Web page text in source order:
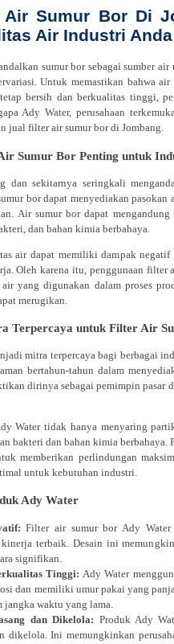
Sumur Bor Di
Air Industri Anda
sumur bor sebagai sumber
Untuk memastikan bahwa
bersih dan berkualitas tinggi,
Ady Water, perusahaan
jual filter air sumur bor di Jombang.
Sumur Bor Penting untuk
dan sekitarnya seringkali
bor dapat menyediakan
Air sumur bor dapat
dan bahan kimia berbahaya.
air dapat memiliki dampak negatif
Oleh karena itu, penggunaan filter
yang digunakan dalam proses
merugikan.
Terpercaya untuk Filter Air
mitra terpercaya bagi berbagai
bertahun-tahun dalam
dirinya sebagai pemimpin pasar
Water tidak hanya menyaring
bakteri dan bahan kimia
memberikan perlindungan
untuk kebutuhan industri.
Ady Water
Filter air sumur bor Ady
kinerja terbaik. Desain ini
signifikan.
Tinggi: Ady Water
dan memiliki umur pakai yang
jangka waktu yang lama.
dan Dikelola: Produk Ady
dikelola. Ini memungkinkan